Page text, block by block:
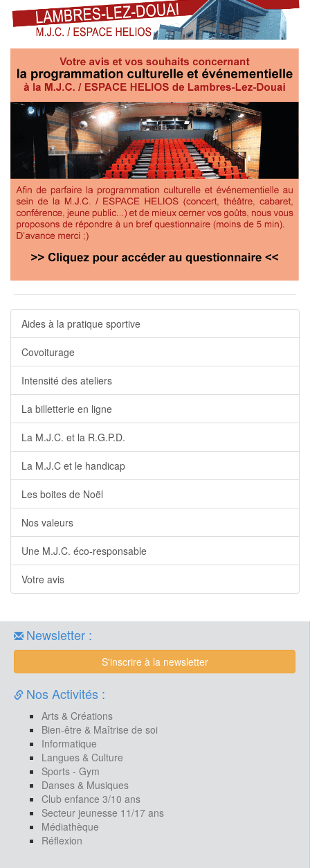
Aides à la pratique sportive
Covoiturage
Intensité des ateliers
La billetterie en ligne
La M.J.C. et la R.G.P.D.
La M.J.C et le handicap
Les boites de Noël
Nos valeurs
Une M.J.C. éco-responsable
Votre avis
Newsletter :
S'inscrire à la newsletter
Nos Activités :
Arts & Créations
Bien-être & Maîtrise de soi
Informatique
Langues & Culture
Sports - Gym
Danses & Musiques
Club enfance 3/10 ans
Secteur jeunesse 11/17 ans
Médiathèque
Réflexion